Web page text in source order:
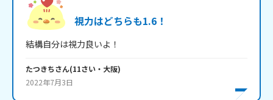
視力はどちらも1.6！
結構自分は視力良いよ！
たつきちさん(11さい・ 大阪)
2022年7月3日